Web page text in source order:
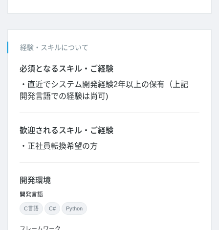
経験・スキルについて
必須となるスキル・ご経験
・直近でシステム開発経験2年以上の保有（上記
開発言語での経験は尚可)
歓迎されるスキル・ご経験
・正社員転換希望の方
開発環境
開発言語
C言語 C# Python